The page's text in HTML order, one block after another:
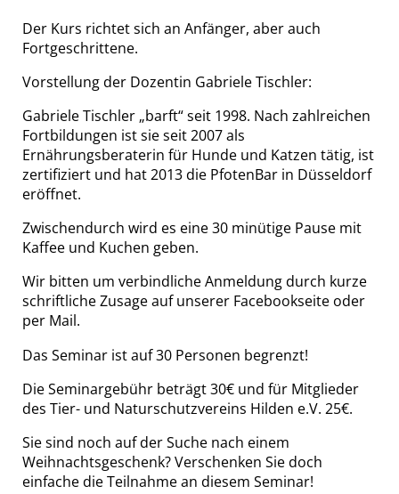
Der Kurs richtet sich an Anfänger, aber auch
Fortgeschrittene.
Vorstellung der Dozentin Gabriele Tischler:
Gabriele Tischler „barft“ seit 1998. Nach zahlreichen
Fortbildungen ist sie seit 2007 als
Ernährungsberaterin für Hunde und Katzen tätig, ist
zertifiziert und hat 2013 die PfotenBar in Düsseldorf
eröffnet.
Zwischendurch wird es eine 30 minütige Pause mit
Kaffee und Kuchen geben.
Wir bitten um verbindliche Anmeldung durch kurze
schriftliche Zusage auf unserer Facebookseite oder
per Mail.
Das Seminar ist auf 30 Personen begrenzt!
Die Seminargebühr beträgt 30€ und für Mitglieder
des Tier- und Naturschutzvereins Hilden e.V. 25€.
Sie sind noch auf der Suche nach einem
Weihnachtsgeschenk? Verschenken Sie doch
einfache die Teilnahme an diesem Seminar!